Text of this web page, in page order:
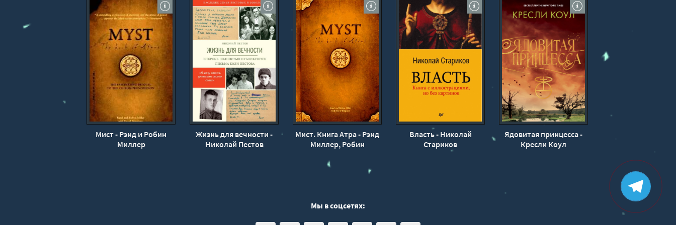
Мист - Рэнд и Робин
Миллер
Жизнь для вечности -
Николай Пестов
Мист. Книга Атра - Рэнд
Миллер, Робин
Власть - Николай
Стариков
Ядовитая принцесса -
Кресли Коул
Мы в соцсетях: